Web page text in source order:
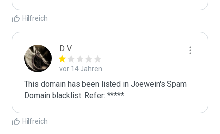
Hilfreich
D V
vor 14 Jahren
This domain has been listed in Joewein's Spam
Domain blacklist. Refer: *****
Hilfreich